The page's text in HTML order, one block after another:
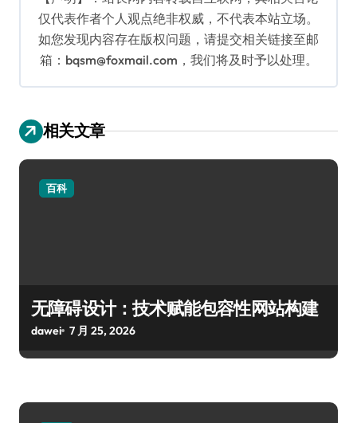
仅代表作者个人观点绝非权威，不代表本站立场。
如您发现内容存在版权问题，请提交相关链接至邮
箱：bqsm@foxmail.com，我们将及时予以处理。
相关文章
百科
无障碍设计：技术赋能包容性网站构建
dawei 7 月 25, 2026